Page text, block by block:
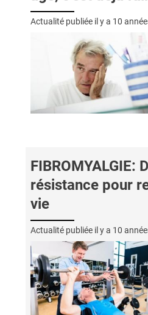
Actualité publiée il y a 10
FIBROMYALGIE:
résistance pour
vie
Actualité publiée il y a 10